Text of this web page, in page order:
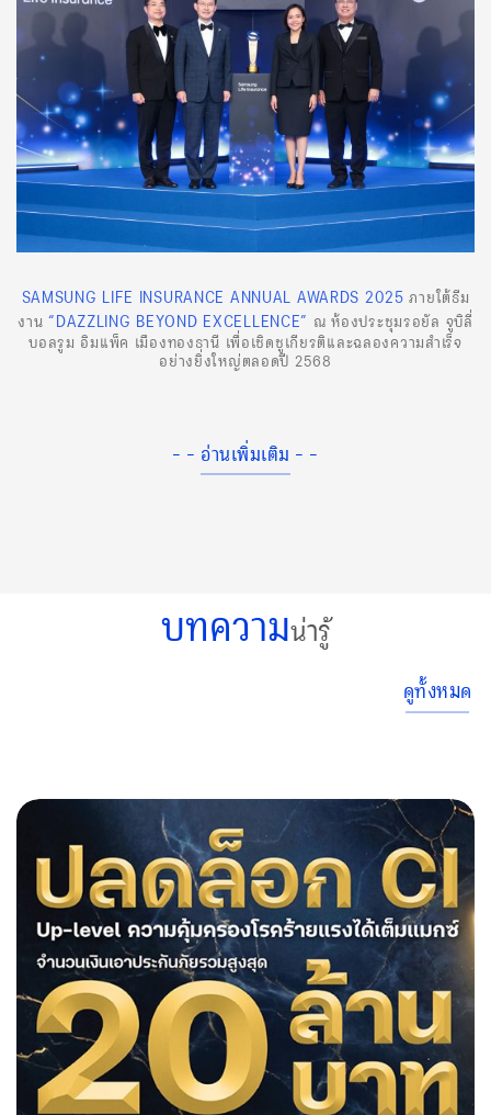
SAMSUNG LIFE INSURANCE ANNUAL AWARDS 2025 ภายใต้ธีม
งาน “DAZZLING BEYOND EXCELLENCE” ณ ห้องประชุมรอยัล จูบิลี่
บอลรูม อิมแพ็ค เมืองทองธานี เพื่อเชิดชูเกียรติและฉลองความสำเร็จ
อย่างยิ่งใหญ่ตลอดปี 2568
- - อ่านเพิ่มเติม - -
บทความน่ารู้
ดูทั้งหมด